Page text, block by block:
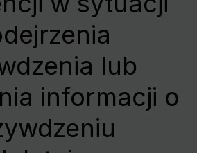
lub
informacji o